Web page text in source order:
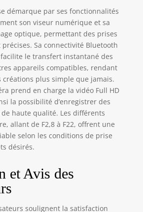
démarque par ses fonctionnalités
son viseur numérique et sa
optique, permettant des prises
Sa connectivité Bluetooth
le transfert instantané des
appareils compatibles, rendant
créations plus simple que jamais.
prend en charge la vidéo Full HD
la possibilité d’enregistrer des
haute qualité. Les différents
allant de F2,8 à F22, offrent une
selon les conditions de prise
désirés.
et Avis des
soulignent la satisfaction